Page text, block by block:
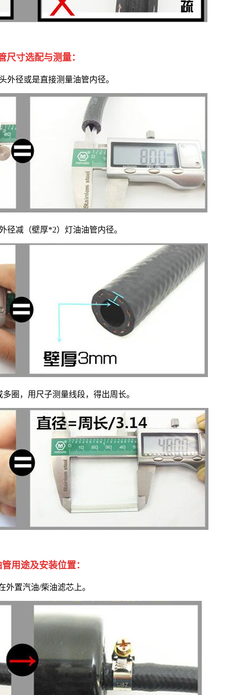
尺寸选配与测量：
外径或是直接测量油管内径。
径减（壁厚*2）灯油油管内径。
圈，用尺子测量线段，得出周长。
用途及安装位置：
外置汽油/柴油滤芯上。